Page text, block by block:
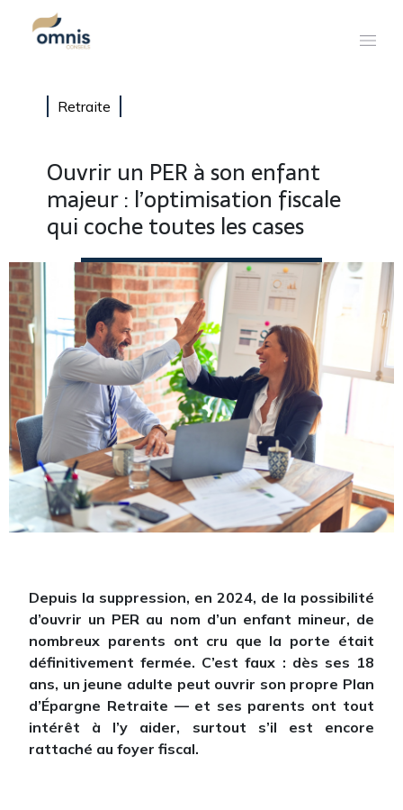
Retraite
Ouvrir un PER à son enfant
majeur : l’optimisation fiscale
qui coche toutes les cases
Depuis la suppression, en 2024, de la possibilité
d’ouvrir un PER au nom d’un enfant mineur, de
nombreux parents ont cru que la porte était
définitivement fermée. C’est faux : dès ses 18
ans, un jeune adulte peut ouvrir son propre Plan
d’Épargne Retraite — et ses parents ont tout
intérêt à l’y aider, surtout s’il est encore
rattaché au foyer fiscal.